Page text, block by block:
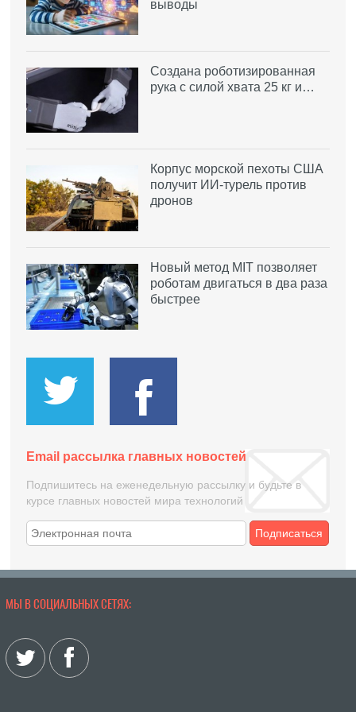
выводы
Создана роботизированная
рука с силой хвата 25 кг и…
Корпус морской пехоты США
получит ИИ-турель против
дронов
Новый метод MIT позволяет
роботам двигаться в два раза
быстрее
Email рассылка главных новостей
Подпишитесь на еженедельную рассылку и будьте в
курсе главных новостей мира технологий
Подписаться
МЫ В СОЦИАЛЬНЫХ СЕТЯХ: